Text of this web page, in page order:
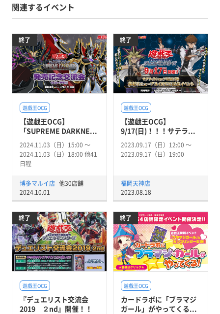
関連するイベント
終了
遊戯王OCG
【遊戯王OCG】
「SUPREME DARKNE...
2024.11.03（日）15:00 〜
2024.11.03（日）18:00 他41
日程
博多マルイ店 他30店舗
2024.10.01
終了
遊戯王OCG
【遊戯王OCG】
9/17(日)！！！サテラ...
2023.09.17（日）12:00 〜
2023.09.17（日）19:00
福岡天神店
2023.08.18
終了
遊戯王OCG
『デュエリスト交流会
2019 ２nd』開催！！
終了
遊戯王OCG
カードラボに「ブラマジ
ガール」がやってくる...